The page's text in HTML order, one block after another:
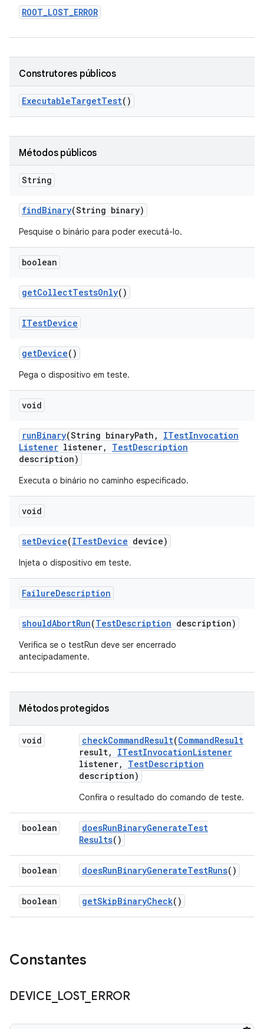
ROOT_LOST_ERROR
Construtores públicos
ExecutableTargetTest()
Métodos públicos
String
findBinary(String binary)
Pesquise o binário para poder executá-lo.
boolean
getCollectTestsOnly()
ITestDevice
getDevice()
Pega o dispositivo em teste.
void
runBinary(String binaryPath , ITestInvocation
Listener listener, TestDescription
description)
Executa o binário no caminho especificado.
void
setDevice(ITestDevice device)
Injeta o dispositivo em teste.
FailureDescription
shouldAbortRun(TestDescription description)
Verifica se o testRun deve ser encerrado
antecipadamente.
Métodos protegidos
void checkCommandResult(CommandResult
result, ITestInvocationListener
listener, TestDescription
description)
Confira o resultado do comando de teste.
boolean doesRunBinaryGenerateTest
Results()
boolean doesRunBinaryGenerateTestRuns()
boolean getSkipBinaryCheck()
Constantes
DEVICE LOST_ ERROR